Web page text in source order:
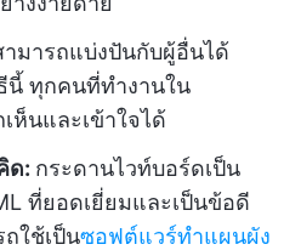
ามารถแบ่งปันกับผู้อื่นได้
นี้ ทุกคนที่ทำงานใน
ห็นและเข้าใจได้
ด: กระดานไวท์บอร์ดเป็น
ที่ยอดเยี่ยมและเป็นข้อดี
ถใช้เป็นซอฟต์แวร์ทำแผนผัง